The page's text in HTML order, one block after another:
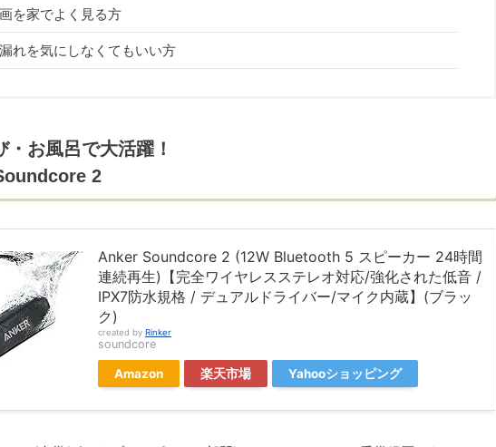
を家でよく見る方
れを気にしなくてもいい方
・お風呂で大活躍！
2
Anker Soundcore 2 (12W Bluetooth 5 スピーカー 24時間
連続再生)【完全ワイヤレスステレオ対応/強化された低音 /
IPX7防水規格 / デュアルドライバー/マイク内蔵】(ブラッ
ク)
created by Rinker
soundcore
Amazon 楽天市場 Yahooショッピング